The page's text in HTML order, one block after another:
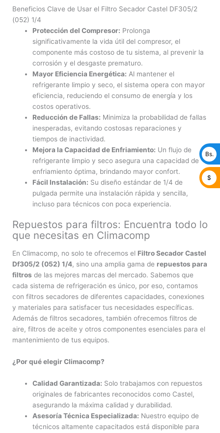
Beneficios Clave de Usar el Filtro Secador Castel DF305/2
(052) 1/4
Protección del Compresor: Prolonga
significativamente la vida útil del compresor, el
componente más costoso de tu sistema, al prevenir la
corrosión y el desgaste prematuro.
Mayor Eficiencia Energética: Al mantener el
refrigerante limpio y seco, el sistema opera con mayor
eficiencia, reduciendo el consumo de energía y los
costos operativos.
Reducción de Fallas: Minimiza la probabilidad de fallas
inesperadas, evitando costosas reparaciones y
tiempos de inactividad.
Mejora la Capacidad de Enfriamiento: Un flujo de
refrigerante limpio y seco asegura una capacidad de
enfriamiento óptima, brindando mayor confort.
Fácil Instalación: Su diseño estándar de 1/4 de
pulgada permite una instalación rápida y sencilla,
incluso para técnicos con poca experiencia.
Repuestos para filtros: Encuentra todo lo
que necesitas en Climacomp
En Climacomp, no solo te ofrecemos el Filtro Secador Castel
Df305/2 (052) 1/4, sino una amplia gama de repuestos para
filtros de las mejores marcas del mercado. Sabemos que
cada sistema de refrigeración es único, por eso, contamos
con filtros secadores de diferentes capacidades, conexiones
y materiales para satisfacer tus necesidades específicas.
Además de filtros secadores, también ofrecemos filtros de
aire, filtros de aceite y otros componentes esenciales para el
mantenimiento de tus equipos.
¿Por qué elegir Climacomp?
Calidad Garantizada: Solo trabajamos con repuestos
originales de fabricantes reconocidos como Castel,
asegurando la máxima calidad y durabilidad.
Asesoría Técnica Especializada: Nuestro equipo de
técnicos altamente capacitados está disponible para
Bs.
$